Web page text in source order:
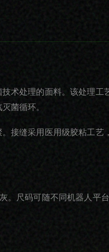
术处理的面料。该处理工
菌循环。
接缝采用医用级胶粘工艺
尺码可随不同机器人平台